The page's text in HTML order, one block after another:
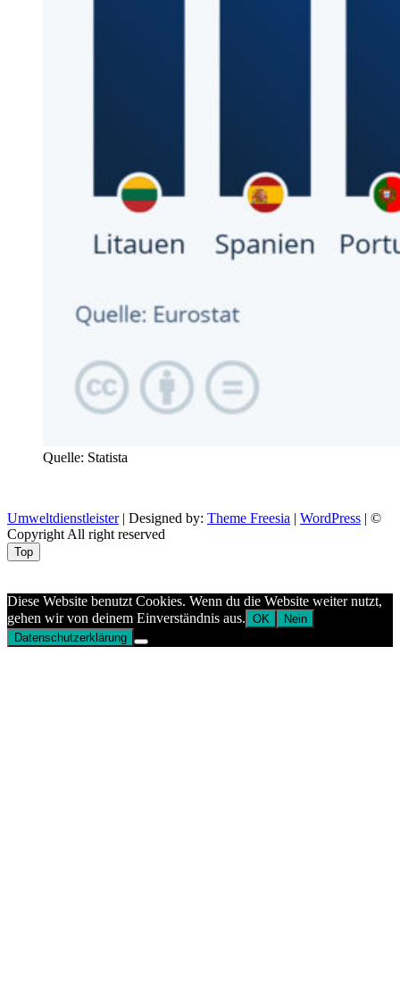
Quelle: Statista
Umweltdienstleister| Designed by: Theme Freesia | WordPress | ©
Copyright All right reserved
Top
Diese Website benutzt Cookies. Wenn du die Website weiter nutzt,
gehen wir von deinem Einverständnis aus. OK
Nein
Datenschutzerklärung